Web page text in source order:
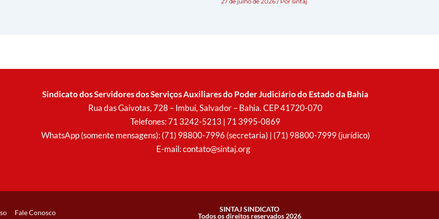
Sindicato dos Servidores dos Serviços Auxiliares do Poder Judiciário do Estado da Bahia
Rua das Gaivotas, 728 – Imbuí, Salvador – Bahia. CEP 41720-070
Telefones: 71 3242-5213 | 71 3995-0869
WhatsApp (somente mensagens): (71) 98800-7996 (secretaria) | (71) 98800-7999 (jurídico)
E-mail:contato@sintaj.org
Fale Conosco
SINTAJ SINDICATO
Todos os direitos reservados 2026